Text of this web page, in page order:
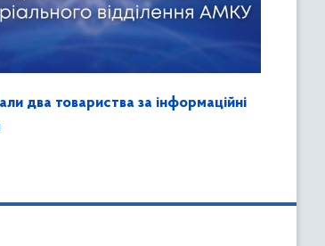
два товариства за інформаційні